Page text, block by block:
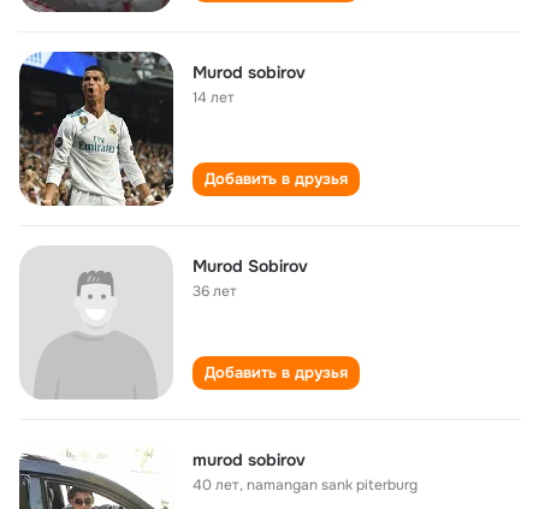
Murod sobirov
14 лет
Добавить в друзья
Murod Sobirov
36 лет
Добавить в друзья
murod sobirov
40 лет,namangan sank piterburg